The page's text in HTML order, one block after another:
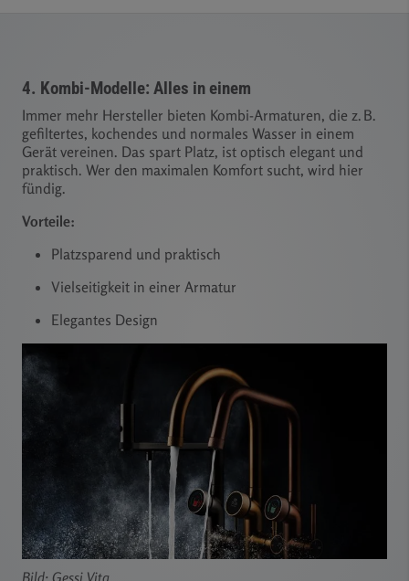
4. Kombi-Modelle: Alles in einem
Immer mehr Hersteller bieten Kombi-Armaturen, die z. B.
gefiltertes, kochendes und normales Wasser in einem
Gerät vereinen. Das spart Platz, ist optisch elegant und
praktisch. Wer den maximalen Komfort sucht, wird hier
fündig.
Vorteile:
Platzsparend und praktisch
Vielseitigkeit in einer Armatur
Elegantes Design
Bild: Gessi Vita